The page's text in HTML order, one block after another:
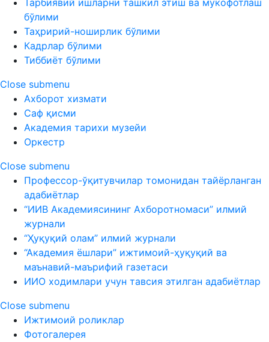
Тарбиявий ишларни ташкил этиш ва мукофотлаш
бўлими
Таҳририй-ноширлик бўлими
Кадрлар бўлими
Тиббиёт бўлими
Close submenu
Ахборот хизмати
Саф қисми
Академия тарихи музейи
Оркестр
Close submenu
Профессор-ўқитувчилар томонидан тайёрланган
адабиётлар
“ИИВ Академиясининг Ахборотномаси” илмий
журнали
“Ҳуқуқий олам” илмий журнали
“Академия ёшлари” ижтимоий-ҳуқуқий ва
маънавий-маърифий газетаси
ИИО ходимлари учун тавсия этилган адабиётлар
Close submenu
Ижтимоий роликлар
Фотогалерея